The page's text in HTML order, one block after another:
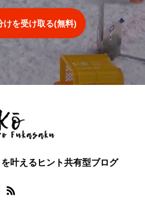
けを受け取る(無料)
叶えるヒント共有型ブログ